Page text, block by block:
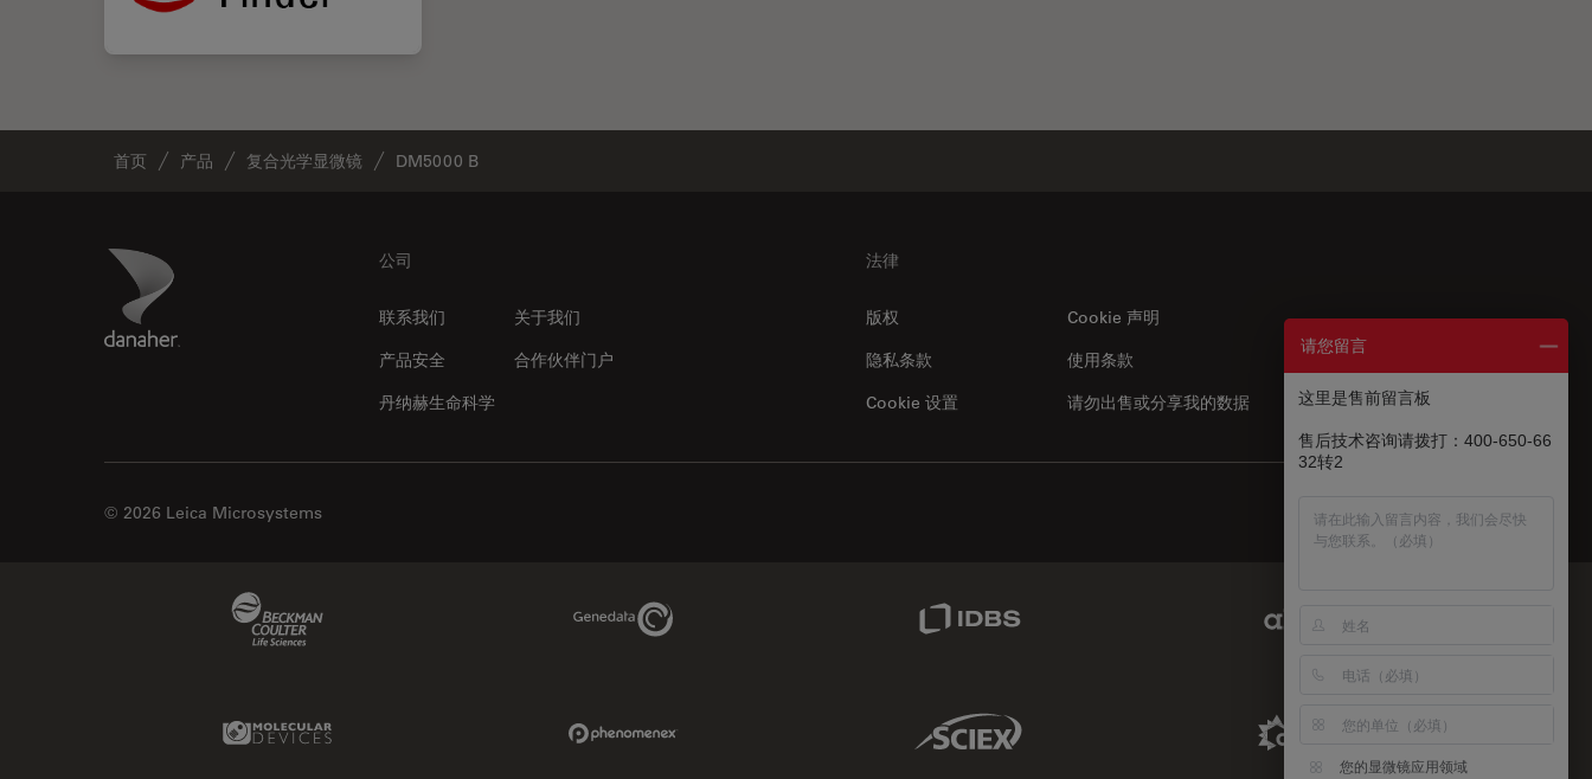
首页 产品 复合光学显微镜 DM5000 B
Danaher Logo 公司
联系我们
关于我们
产品安全
合作伙伴门户
丹纳赫生命科学
法律
版权
Cookie 声明
隐私条款
请勿出售或分享我的数据
使用条款
Cookie 设置
US|zh
© 2026 Leica Microsystems
Genedata Link
Molecular Devices Link Sciex Link Aldevron Link
请您留言
这里是售前留言板
售后技术咨询请拨打：400-650-66
32转2
您的显微镜应用领域